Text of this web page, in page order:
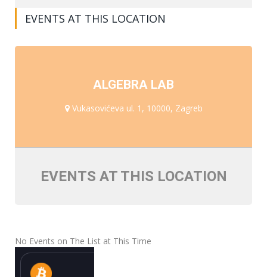
EVENTS AT THIS LOCATION
ALGEBRA LAB
Vukasovićeva ul. 1, 10000, Zagreb
EVENTS AT THIS LOCATION
No Events on The List at This Time